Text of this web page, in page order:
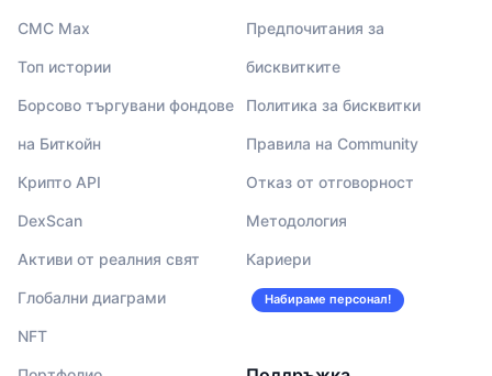
CMC Max
Топ истории
Борсово търгувани фондове
на Биткойн
Крипто API
DexScan
Активи от реалния свят
Глобални диаграми
NFT
Предпочитания за
бисквитките
Политика за бисквитки
Правила на Community
Отказ от отговорност
Методология
Кариери
Набираме персонал!